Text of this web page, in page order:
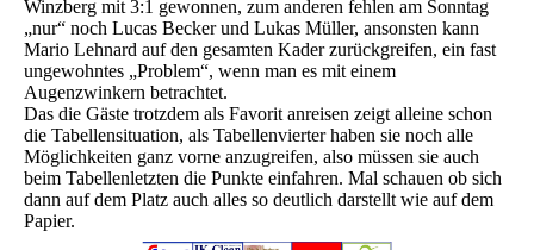
Winzberg mit 3:1 gewonnen, zum anderen fehlen am Sonntag
„nur“ noch Lucas Becker und Lukas Müller, ansonsten kann
Mario Lehnard auf den gesamten Kader zurückgreifen, ein fast
ungewohntes „Problem“, wenn man es mit einem
Augenzwinkern betrachtet.
Das die Gäste trotzdem als Favorit anreisen zeigt alleine schon
die Tabellensituation, als Tabellenvierter haben sie noch alle
Möglichkeiten ganz vorne anzugreifen, also müssen sie auch
beim Tabellenletzten die Punkte einfahren. Mal schauen ob sich
dann auf dem Platz auch alles so deutlich darstellt wie auf dem
Papier.